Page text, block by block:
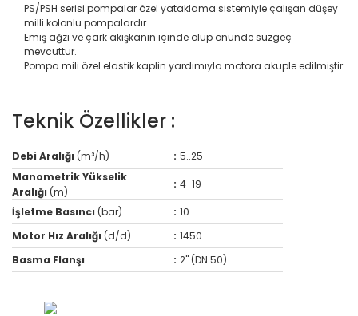
PS/PSH serisi pompalar özel yataklama sistemiyle çalışan düşey
milli kolonlu pompalardır.
Emiş ağzı ve çark akışkanın içinde olup önünde süzgeç
mevcuttur.
Pompa mili özel elastik kaplin yardımıyla motora akuple edilmiştir.
Teknik Özellikler :
Debi Aralığı (m³/h) : 5..25
Manometrik Yükselik
Aralığı (m)
: 4-19
İşletme Basıncı (bar) : 10
Motor Hız Aralığı (d/d) : 1450
Basma Flanşı
: 2" (DN 50)